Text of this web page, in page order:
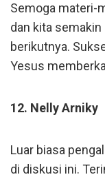
Semoga materi-
dan kita
berikutnya.
Yesus
12. Nelly Arniky
Luar biasa
di diskusi ini.